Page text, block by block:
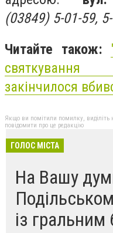
(03849) 5-01-59,
Читайте також:
закінчилося
Якщо ви помітили помилку, виділіть
повідомити про це редакцію
ГОЛОС МІСТА
На Вашу
із гральним